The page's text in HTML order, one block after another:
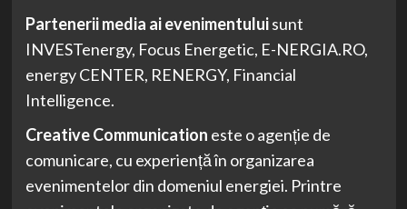
Partenerii media ai evenimentuluisunt
INVESTenergy, Focus Energetic, E-NERGIA.RO,
energy CENTER, RENERGY, Financial
Intelligence.
Creative Communication este o agenție de
comunicare, cu experiență în organizarea
evenimentelor din domeniul energiei. Printre